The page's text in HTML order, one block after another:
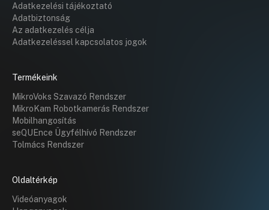
Adatkezelési tájékoztató
Adatbiztonság
Az adatkezelés célja
Adatkezeléssel kapcsolatos jogok
Termékeink
MikroVoks Szavazó Rendszer
MikroKam Robotkamerás Rendszer
Mobilhangosítás
seQUEnce Ügyfélhívó Rendszer
Tolmács Rendszer
Oldaltérkép
Videóanyagok